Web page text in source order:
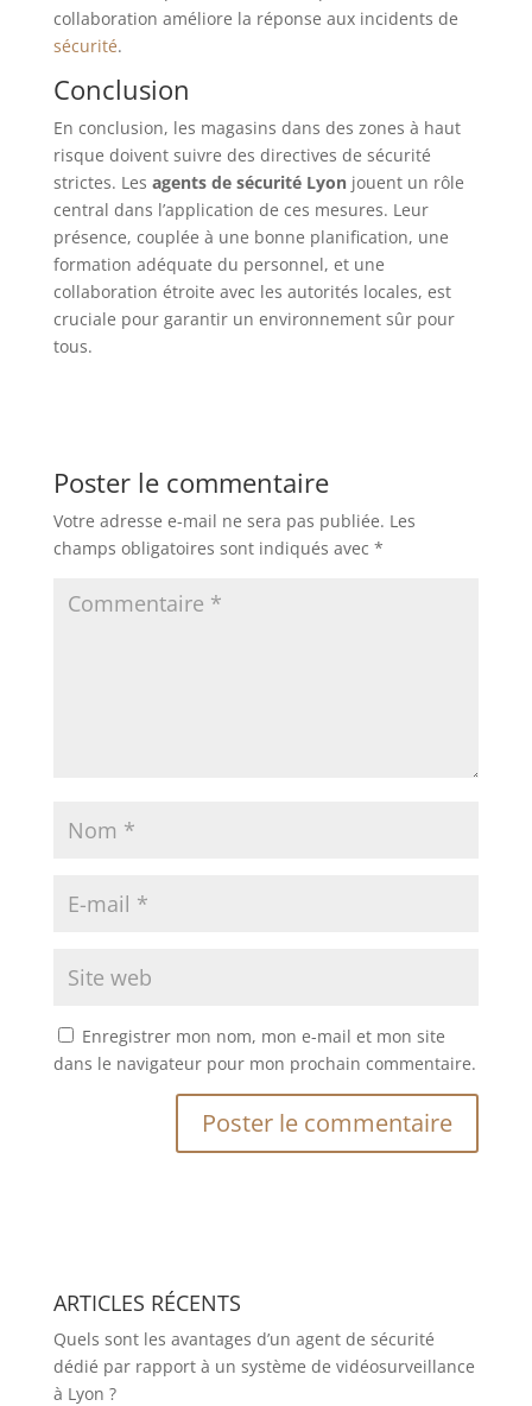
collaboration améliore la réponse aux incidents de
sécurité.
Conclusion
En conclusion, les magasins dans des zones à haut
risque doivent suivre des directives de sécurité
strictes. Les agents de sécurité Lyonjouent un rôle
central dans l’application de ces mesures. Leur
présence, couplée à une bonne planification, une
formation adéquate du personnel, et une
collaboration étroite avec les autorités locales, est
cruciale pour garantir un environnement sûr pour
tous.
Poster le commentaire
Votre adresse e-mail ne sera pas publiée. Les
champs obligatoires sont indiqués avec *
Enregistrer mon nom, mon e-mail et mon site
dans le navigateur pour mon prochain commentaire.
n
a
t
i
ARTICLES RÉCENTS
Quels sont les avantages d’un agent de sécurité
dédié par rapport à un système de vidéosurveillance
à Lyon ?